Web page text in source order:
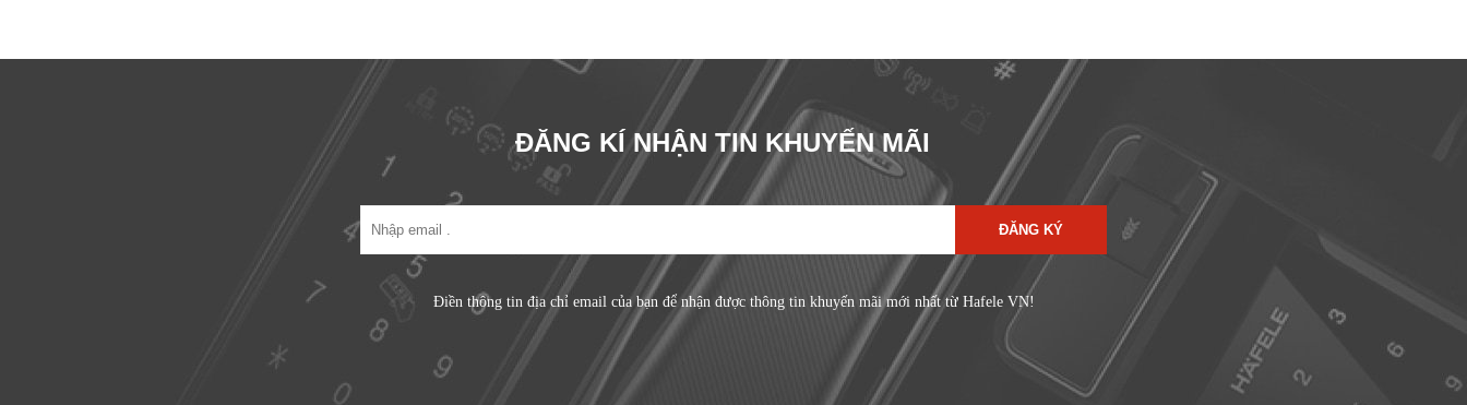
ĐĂNG KÍ NHẬN TIN KHUYẾN MÃI
ĐĂNG KÝ
Điền thông tin địa chỉ email của bạn để nhận được thông tin khuyến mãi mới nhất từ Hafele VN!